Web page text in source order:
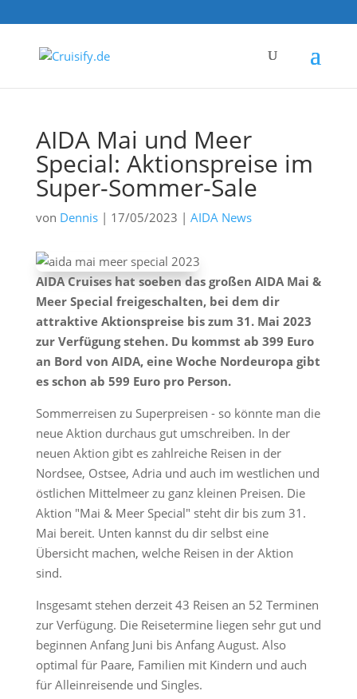
AIDA Mai und Meer
Special: Aktionspreise im
Super-Sommer-Sale
von Dennis| 17/05/2023 | AIDA News
AIDA Cruises hat soeben das großen AIDA Mai &
Meer Special freigeschalten, bei dem dir
attraktive Aktionspreise bis zum 31. Mai 2023
zur Verfügung stehen. Du kommst ab 399 Euro
an Bord von AIDA, eine Woche Nordeuropa gibt
es schon ab 599 Euro pro Person.
Sommerreisen zu Superpreisen - so könnte man die
neue Aktion durchaus gut umschreiben. In der
neuen Aktion gibt es zahlreiche Reisen in der
Nordsee, Ostsee, Adria und auch im westlichen und
östlichen Mittelmeer zu ganz kleinen Preisen. Die
Aktion "Mai & Meer Special" steht dir bis zum 31.
Mai bereit. Unten kannst du dir selbst eine
Übersicht machen, welche Reisen in der Aktion
sind.
Insgesamt stehen derzeit 43 Reisen an 52 Terminen
zur Verfügung. Die Reisetermine liegen sehr gut und
beginnen Anfang Juni bis Anfang August. Also
optimal für Paare, Familien mit Kindern und auch
für Alleinreisende und Singles.